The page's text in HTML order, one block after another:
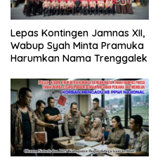
Lepas Kontingen Jamnas XII,
Wabup Syah Minta Pramuka
Harumkan Nama Trenggalek